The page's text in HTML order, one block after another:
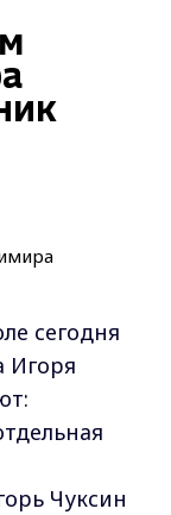
сегодня
Игоря
Чуксин